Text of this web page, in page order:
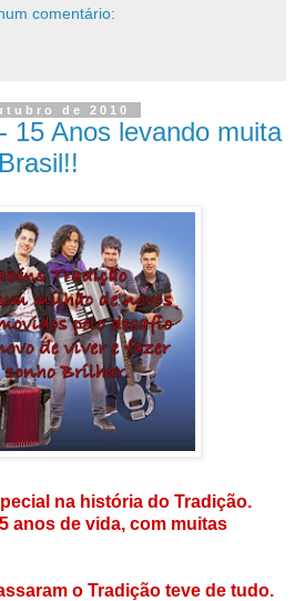
comentário:
de 2010
15 Anos levando muita
na história do Tradição.
anos de vida, com muitas
o Tradição teve de tudo.